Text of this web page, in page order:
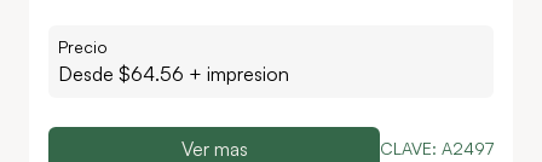
Precio
Desde $64.56 + impresion
Ver mas CLAVE: A2497